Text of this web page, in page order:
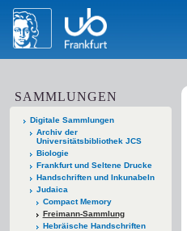
SAMMLUNGEN
Digitale Sammlungen
Archiv der
Universitätsbibliothek JCS
Biologie
Frankfurt und Seltene Drucke
Handschriften und Inkunabeln
Judaica
Compact Memory
Freimann-Sammlung
Hebräische Handschriften